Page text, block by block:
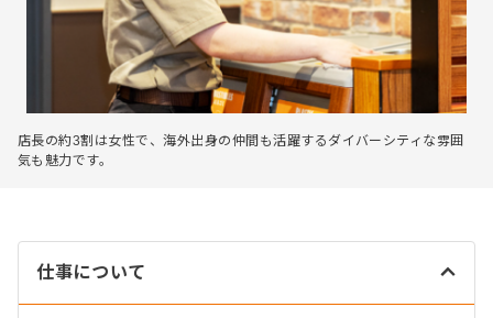
店長の約3割は女性で、海外出身の仲間も活躍するダイバーシティな雰囲
気も魅力です。
仕事について